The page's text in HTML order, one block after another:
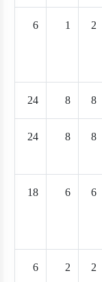
2
1
6
8
8
24
8
8
24
6
6
18
2
2
6